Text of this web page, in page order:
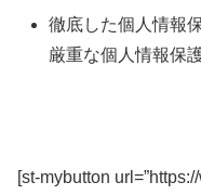
徹底した個人情報
厳重な個人情報保護
[st-mybutton